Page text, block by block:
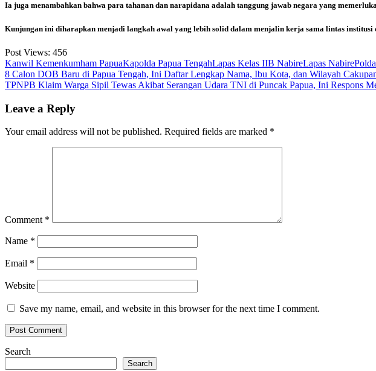
Ia juga menambahkan bahwa para tahanan dan narapidana adalah tanggung jawab negara yang
Kunjungan ini diharapkan menjadi langkah awal yang lebih solid dalam menjalin kerja sama lintas
Post Views: 456
Kanwil Kemenkumham PapuaKapolda Papua TengahLapas Kelas IIB NabireLapas Nabire
Post
navigation
8 Calon DOB Baru di Papua Tengah, Ini Daftar Lengkap Nama, Ibu Kota, dan Wilayah
TPNPB Klaim Warga Sipil Tewas Akibat Serangan Udara TNI di Puncak Papua, Ini Respons
Leave a Reply
Your email address will not be published. Required fields are marked *
Comment *
Name *
Email *
Website
Save my name, email, and website in this browser for the next time I comment.
Search
Search